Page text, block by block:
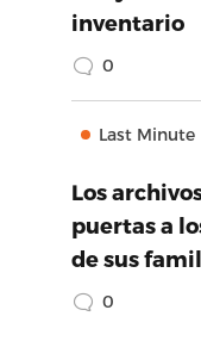
inventario
0
Last Minute
Los
puertas a
de sus
0